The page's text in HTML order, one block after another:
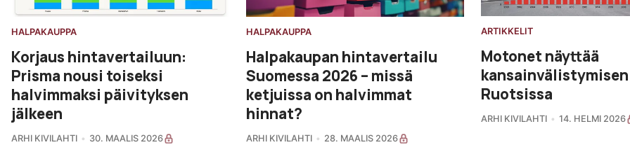
HALPAKAUPPA
Korjaus hintavertailuun:
Prisma nousi toiseksi
halvimmaksi päivityksen
jälkeen
ARHI KIVILAHTI 30. MAALIS 2026
HALPAKAUPPA
Halpakaupan hintavertailu
Suomessa 2026 – missä
ketjuissa on halvimmat
hinnat?
ARHI KIVILAHTI 28. MAALIS 2026
ARTIKKELIT
Motonet näyttää
Ruotsissa
ARHI KIVILAHTI 14. HELMI 2026